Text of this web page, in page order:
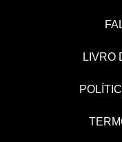
LIVRO